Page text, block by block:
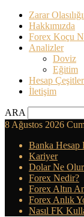
Zarar
Hakkımızda
Forex Koçu
Analizler
Doviz
Eğitim
Hesap
İletişim
ARA
8 Ağustos 2026
Banka Hesap
Kariyer
Dolar Ne
Forex Nedir?
Forex Altın
Forex Anlık
Nasıl FK